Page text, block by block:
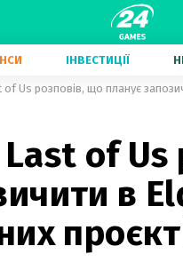
ІНВЕСТИЦІЇ
Us розповів, що планує
of Us
в